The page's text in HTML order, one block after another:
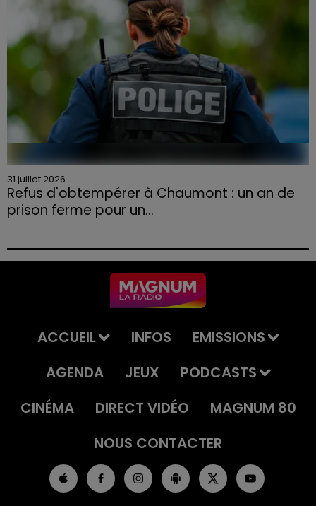
31 juillet 2026
Refus d'obtempérer à Chaumont : un an de
prison ferme pour un...
permis et la confiscation de son véhicule.
ACCUEIL INFOS
EMISSIONS
AGENDA
JEUX
PODCASTS
CINÉMA
DIRECT VIDÉO
MAGNUM 80
NOUS CONTACTER